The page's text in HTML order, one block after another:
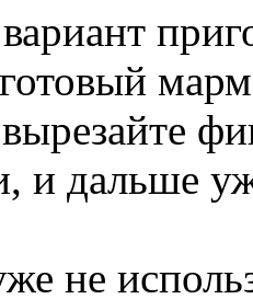
и дальше
не